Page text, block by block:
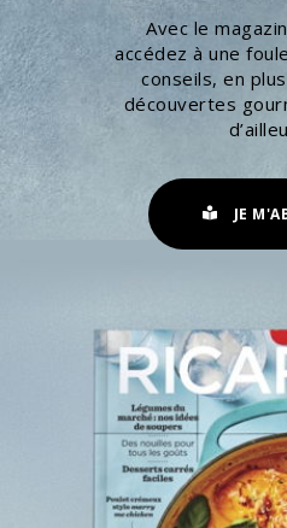
Avec le
accédez à une
conseils, en
découvertes
JE